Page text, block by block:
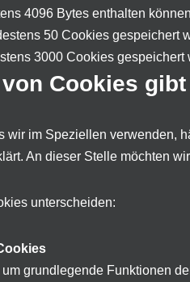
4096 Bytes enthalten können
50 Cookies gespeichert
3000 Cookies gespeichert
Cookies
wir im Speziellen verwenden,
An dieser Stelle möchten
unterscheiden:
grundlegende Funktionen